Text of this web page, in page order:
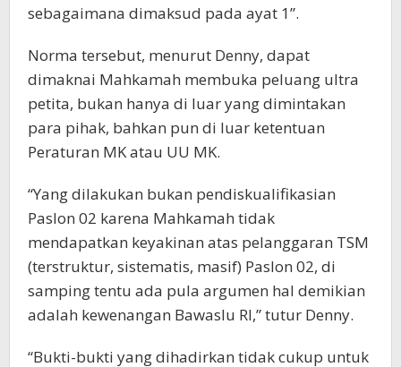
sebagaimana dimaksud pada ayat 1”.
Norma tersebut, menurut Denny, dapat
dimaknai Mahkamah membuka peluang ultra
petita, bukan hanya di luar yang dimintakan
para pihak, bahkan pun di luar ketentuan
Peraturan MK atau UU MK.
“Yang dilakukan bukan pendiskualifikasian
Paslon 02 karena Mahkamah tidak
mendapatkan keyakinan atas pelanggaran TSM
(terstruktur, sistematis, masif) Paslon 02, di
samping tentu ada pula argumen hal demikian
adalah kewenangan Bawaslu RI,” tutur Denny.
“Bukti-bukti yang dihadirkan tidak cukup untuk